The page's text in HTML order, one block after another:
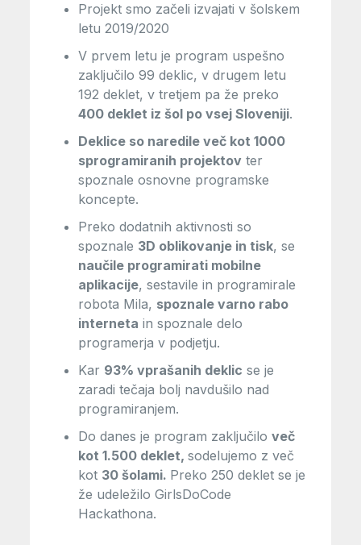
Projekt smo začeli izvajati v šolskem
letu 2019/2020
V prvem letu je program uspešno
zaključilo 99 deklic, v drugem letu
192 deklet, v tretjem pa že preko
400 deklet iz šol po vsej Sloveniji.
Deklice so naredile več kot 1000
sprogramiranih projektovter
spoznale osnovne programske
koncepte.
Preko dodatnih aktivnosti so
spoznale 3D oblikovanje in tisk, se
naučile programirati mobilne
aplikacije, sestavile in programirale
robota Mila, spoznale varno rabo
interneta in spoznale delo
programerja v podjetju.
Kar 93% vprašanih deklic se je
zaradi tečaja bolj navdušilo nad
programiranjem.
Do danes je program zaključilo več
kot 1.500 deklet, sodelujemo z več
kot 30 šolami. Preko 250 deklet se je
že udeležilo GirlsDoCode
Hackathona.